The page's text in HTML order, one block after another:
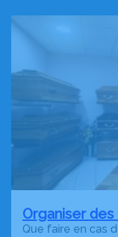
Organiser
Que faire en cas